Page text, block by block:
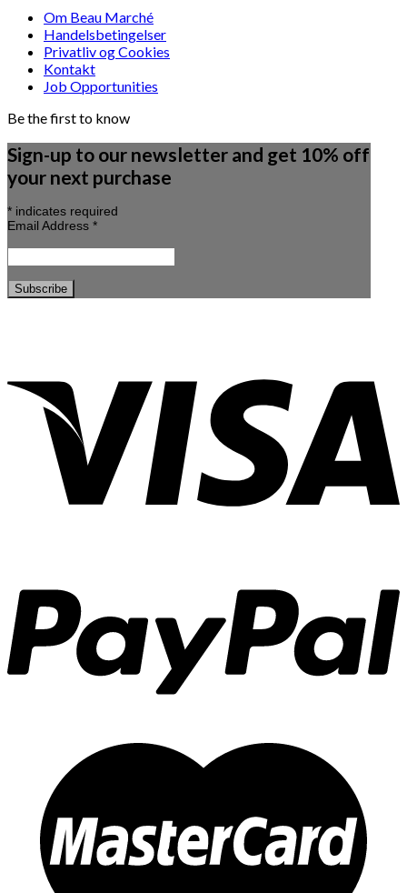
Om Beau Marché
Handelsbetingelser
Privatliv og Cookies
Kontakt
Job Opportunities
Be the first to know
Sign-up to our newsletter and get 10% off
your next purchase
* indicates required
Email Address *